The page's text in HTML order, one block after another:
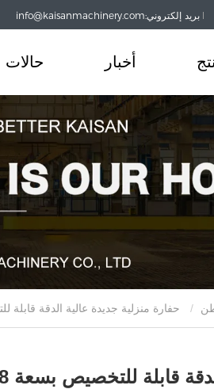
بريد إلكتروني:info@kaisanmachinery.com
أخبار حالات
قابلة للتخصيص بسعة 8 أطنان